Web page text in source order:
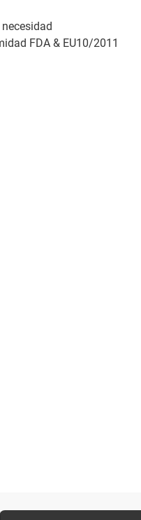
FDA & EU10/2011